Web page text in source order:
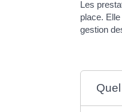
Les
place.
gestion